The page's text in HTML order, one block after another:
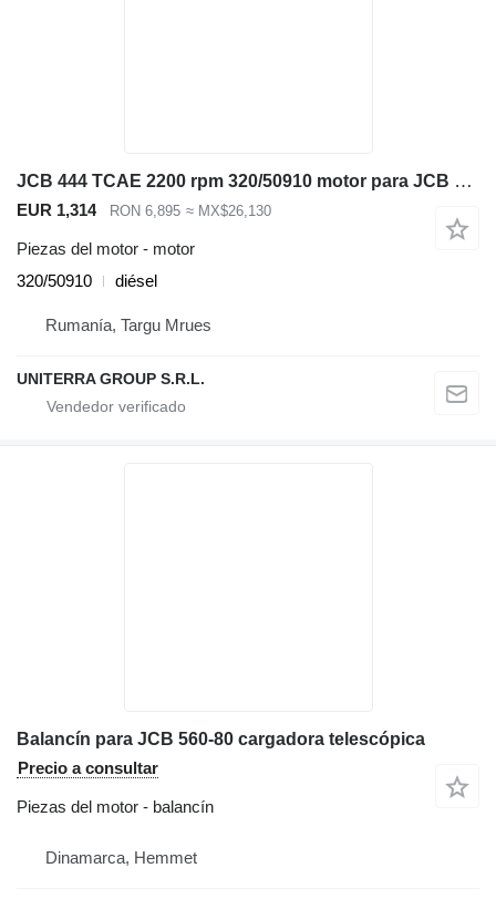
JCB 444 TCAE 2200 rpm 320/50910 motor para JCB 531-70, 535-95 ,540-140 cargadora telescópica
EUR 1,314 RON 6,895 ≈ MX$26,130
Piezas del motor - motor
320/50910
diésel
Rumanía, Targu Mrues
UNITERRA GROUP S.R.L.
Balancín para JCB 560-80 cargadora telescópica
Precio a consultar
Piezas del motor - balancín
Dinamarca, Hemmet